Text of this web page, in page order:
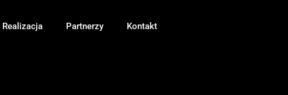
Realizacja Partnerzy Kontakt